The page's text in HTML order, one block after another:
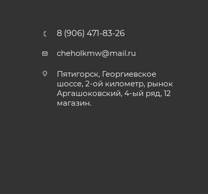
8 (906) 471-83-26
cheholkmw@mail.ru
Пятигорск, Георгиевское
шоссе, 2-ой километр, рынок
Аргашоковский, 4-ый ряд, 12
магазин.